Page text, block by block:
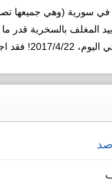
في سورية (وهي جميعها
المغلف بالسخرية قدر
اجتمع القاصي [...]
وقائع
سورية
ثورة
استعرضنا